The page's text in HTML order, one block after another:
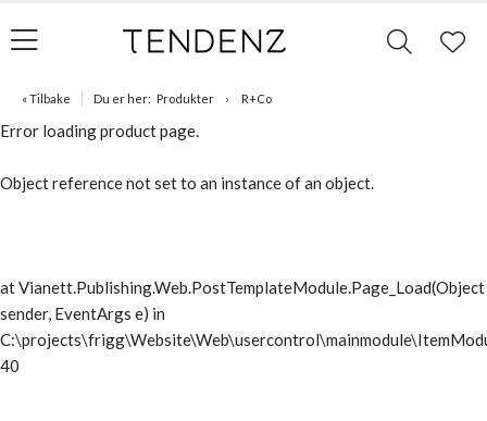
« Tilbake Du er her: Produkter R+Co
Error loading product page.
Object reference not set to an instance of an object.
at Vianett.Publishing.Web.PostTemplateModule.Page_Load(Object
sender, EventArgs e) in
40